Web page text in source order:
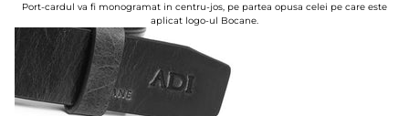
Port-cardul va fi monogramat in centru-jos, pe partea opusa celei pe care este
aplicat logo-ul Bocane.